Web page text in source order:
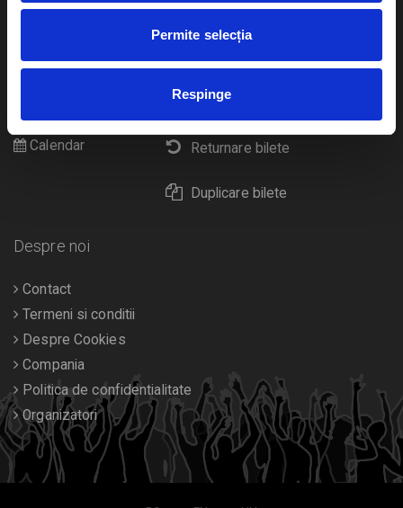
Permite selecția
Respinge
Plata online sau cash
eBilet printat acasa
Livrare prin curier
Returnare bilete
Duplicare bilete
festivaluri
Pentru copii
Calendar
Despre noi
Contact
Termeni si conditii
Despre Cookies
Compania
Politica de confidentialitate
Organizatori